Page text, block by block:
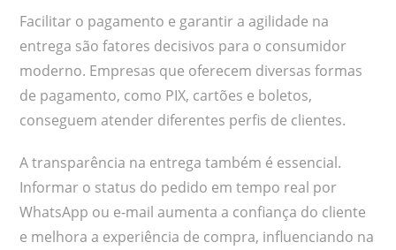
Facilitar o pagamento e garantir a agilidade na
entrega são fatores decisivos para o consumidor
moderno. Empresas que oferecem diversas formas
de pagamento, como PIX, cartões e boletos,
conseguem atender diferentes perfis de clientes.
A transparência na entrega também é essencial.
Informar o status do pedido em tempo real por
WhatsApp ou e-mail aumenta a confiança do cliente
e melhora a experiência de compra, influenciando na